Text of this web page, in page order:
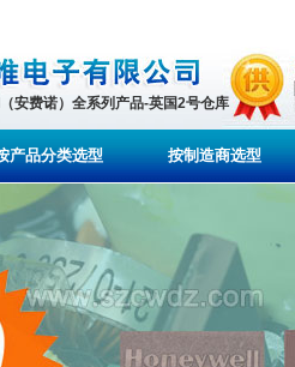
安费诺）全系列产品-英国2号仓库
产品分类选型 按制造商选型